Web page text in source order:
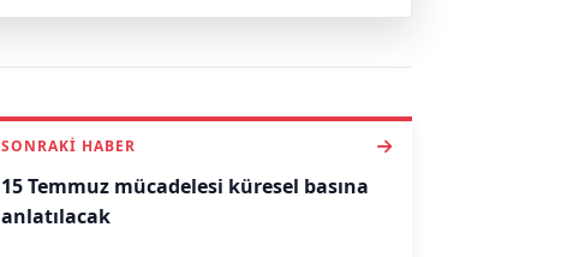
SONRAKI HABER
15 Temmuz mücadelesi küresel basına
anlatılacak